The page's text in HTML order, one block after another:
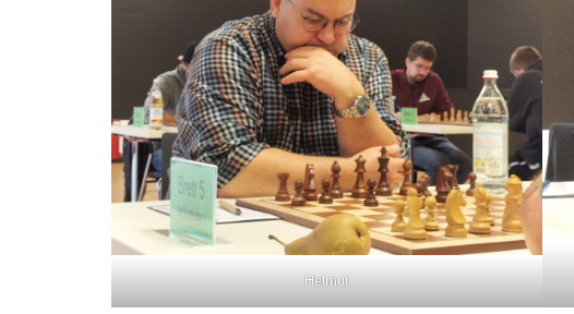
Helmut